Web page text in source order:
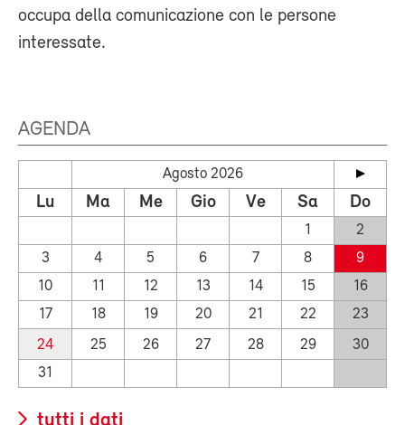
occupa della comunicazione con le persone
interessate.
AGENDA
Agosto 2026
Lu Ma Me Gio Ve Sa Do
1
2
3
4 5 6 7 8
9
10
11 12 13 14 15
16
17
18 19 20 21 22
23
24
25 26 27 28 29
30
31
tutti i dati